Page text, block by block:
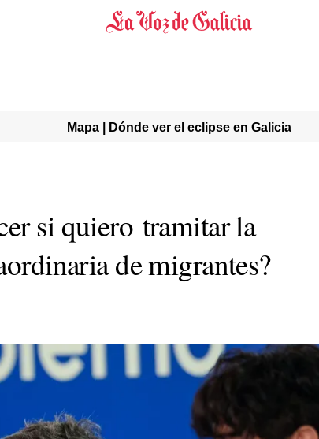
Mapa | Dónde ver el eclipse en Galicia
si quiero tramitar la
de migrantes?